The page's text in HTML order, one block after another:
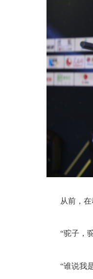
从前，
“驼子，
“谁说我